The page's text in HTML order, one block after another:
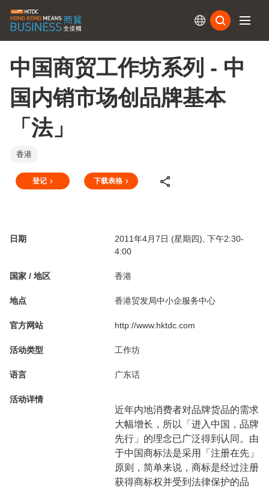
中国商贸工作坊系列 - 中
国内销市场创品牌基本
「法」
香港
登记 下载表格
日期
2011年4月7日 (星期四), 下午2:30-
4:00
国家 / 地区 香港
地点 香港贸发局中小企服务中心
官方网站 http://www.hktdc.com
活动类型 工作坊
语言 广东话
活动详情
近年内地消费者对品牌货品的需求
大幅增长，所以「进入中国，品牌
先行」的理念已广泛得到认同。由
于中国商标法是采用「注册在先」
原则，简单来说，商标是经过注册
获得商标权并受到法律保护的品